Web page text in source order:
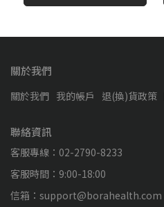
關於我們
關於我們 我的帳戶 退(換)貨政策
聯絡資訊
客服專線：02-2790-8233
客服時間：9:00-18:00
信箱：support@borahealth.com